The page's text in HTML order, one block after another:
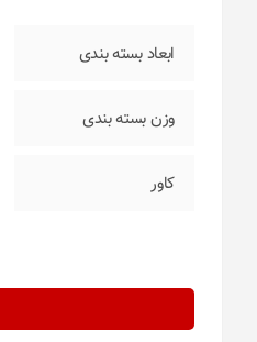
ابعاد بسته بندی
وزن بسته بندی
کاور